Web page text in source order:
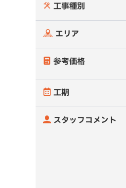
工事種別
エリア
参考価格
工期
スタッフコメント